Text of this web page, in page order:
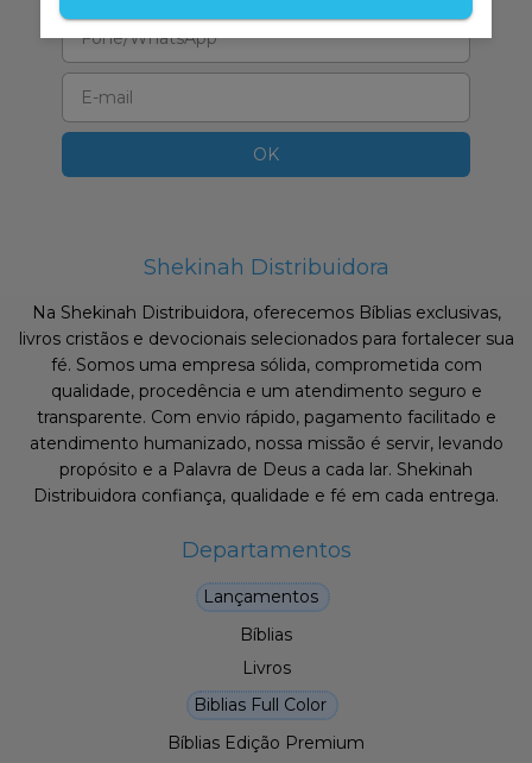
Shekinah Distribuidora
Na Shekinah Distribuidora, oferecemos Bíblias exclusivas,
livros cristãos e devocionais selecionados para fortalecer sua
fé. Somos uma empresa sólida, comprometida com
qualidade, procedência e um atendimento seguro e
transparente. Com envio rápido, pagamento facilitado e
atendimento humanizado, nossa missão é servir, levando
propósito e a Palavra de Deus a cada lar. Shekinah
Distribuidora confiança, qualidade e fé em cada entrega.
Departamentos
Lançamentos
Bíblias
Livros
Biblias Full Color
Bíblias Edição Premium